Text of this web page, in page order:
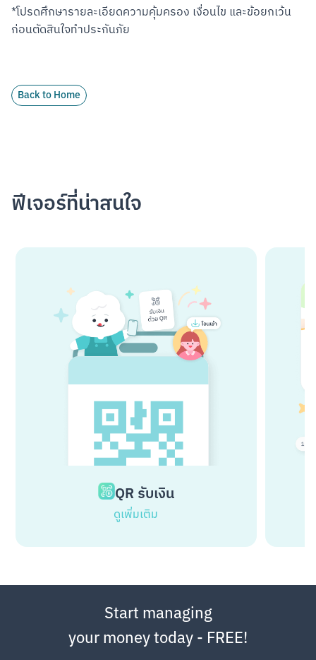
*โปรดศึกษารายละเอียดความคุ้มครอง เงื่อนไข และข้อยกเว้น
ก่อนตัดสินใจทำประกันภัย
Back to Home
ฟีเจอร์ที่น่าสนใจ
QR รับเงิน
ดูเพิ่มเติม
Start managing
your money today - FREE!